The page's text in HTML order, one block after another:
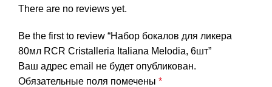
There are no reviews yet.
Be the first to review “Набор бокалов для ликера
80мл RCR Cristalleria Italiana Melodia, 6шт”
Ваш адрес email не будет опубликован.
Обязательные поля помечены *